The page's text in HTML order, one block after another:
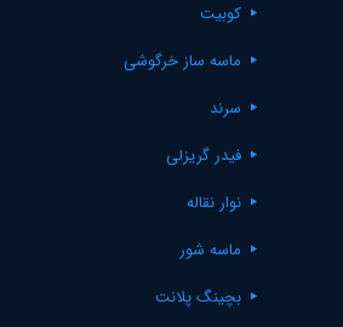
کوبیت
ماسه ساز خرگوشی
سرند
فیدر گریزلی
نوار نقاله
ماسه شور
بچینگ پلانت